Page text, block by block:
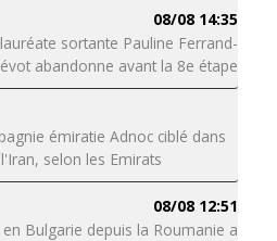
08/08 14:35
sortante Pauline Ferrand-
abandonne avant la 8e étape
émiratie Adnoc ciblé dans
selon les Emirats
08/08 12:51
Bulgarie depuis la Roumanie a